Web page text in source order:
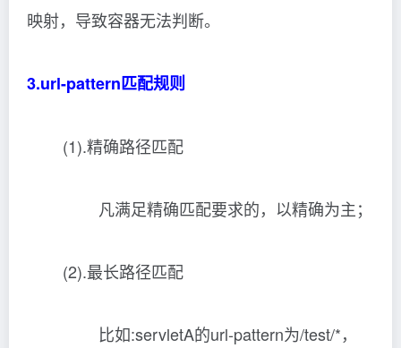
映射，导致容器无法判断。
3.url-pattern匹配规则
(1).精确路径匹配
凡满足精确匹配要求的，以精确为主；
(2).最长路径匹配
比如:servletA的url-pattern为/test/*，